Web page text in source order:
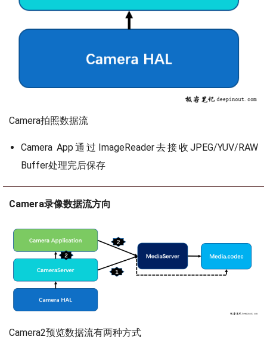
Camera拍照数据流
Camera App通过ImageReader去接收JPEG/YUV/RAW
Buffer处理完后保存
Camera录像数据流方向
Camera2预览数据流有两种方式